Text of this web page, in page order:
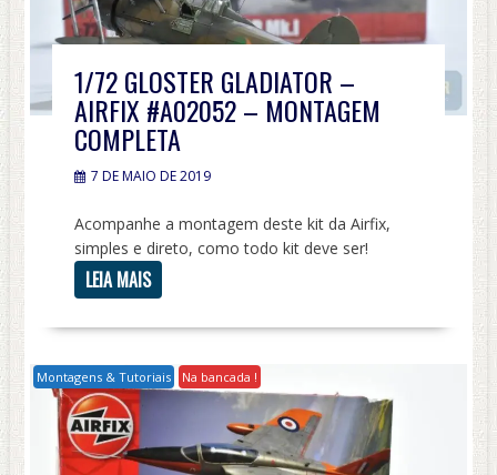
1/72 GLOSTER GLADIATOR –
AIRFIX #A02052 – MONTAGEM
COMPLETA
7 DE MAIO DE 2019
Acompanhe a montagem deste kit da Airfix,
simples e direto, como todo kit deve ser!
LEIA MAIS
Montagens & Tutoriais Na bancada !